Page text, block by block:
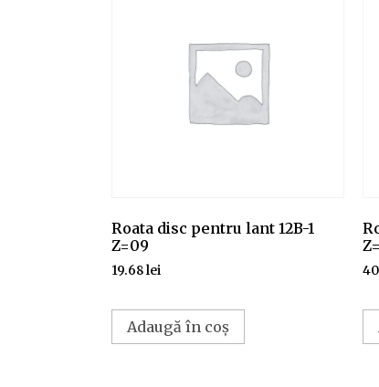
Roata disc pentru lant 12B-1
Z=09
19.68lei
Adaugă în coș